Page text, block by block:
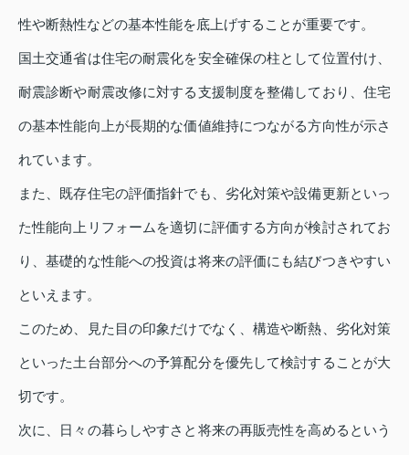
性や断熱性などの基本性能を底上げすることが重要です。
国土交通省は住宅の耐震化を安全確保の柱として位置付け、
耐震診断や耐震改修に対する支援制度を整備しており、住宅
の基本性能向上が長期的な価値維持につながる方向性が示さ
れています。
また、既存住宅の評価指針でも、劣化対策や設備更新といっ
た性能向上リフォームを適切に評価する方向が検討されてお
り、基礎的な性能への投資は将来の評価にも結びつきやすい
といえます。
このため、見た目の印象だけでなく、構造や断熱、劣化対策
といった土台部分への予算配分を優先して検討することが大
切です。
次に、日々の暮らしやすさと将来の再販売性を高めるという